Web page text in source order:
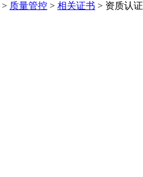
> 质量管控 > 相关证书 > 资质认证